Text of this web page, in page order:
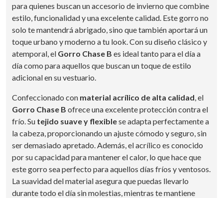
para quienes buscan un accesorio de invierno que combine
estilo, funcionalidad y una excelente calidad. Este gorro no
solo te mantendrá abrigado, sino que también aportará un
toque urbano y moderno a tu look. Con su diseño clásico y
atemporal, el Gorro Chase B es ideal tanto para el día a
día como para aquellos que buscan un toque de estilo
adicional en su vestuario.
Confeccionado con material acrílico de alta calidad , el
Gorro Chase B ofrece una excelente protección contra el
frío. Su tejido suave y flexiblese adapta perfectamente a
la cabeza, proporcionando un ajuste cómodo y seguro, sin
ser demasiado apretado. Además, el acrílico es conocido
por su capacidad para mantener el calor, lo que hace que
este gorro sea perfecto para aquellos días fríos y ventosos.
La suavidad del material asegura que puedas llevarlo
durante todo el día sin molestias, mientras te mantiene